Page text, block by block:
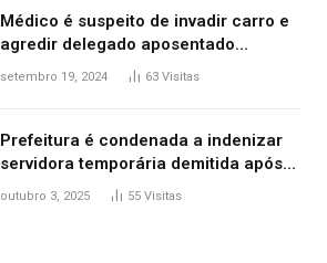
Médico é suspeito de invadir carro e
agredir delegado aposentado
durante confusão no trânsito
setembro 19, 2024 63 Visitas
Prefeitura é condenada a indenizar
servidora temporária demitida após
nascimento da filha
outubro 3, 2025 55 Visitas